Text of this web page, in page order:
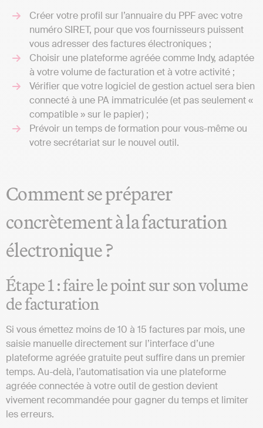
Créer votre profil sur l’annuaire du PPF avec votre
numéro SIRET, pour que vos fournisseurs puissent
vous adresser des factures électroniques ;
Choisir une plateforme agréée comme Indy, adaptée
à votre volume de facturation et à votre activité ;
Vérifier que votre logiciel de gestion actuel sera bien
connecté à une PA immatriculée (et pas seulement «
compatible » sur le papier) ;
Prévoir un temps de formation pour vous-même ou
votre secrétariat sur le nouvel outil.
Comment se préparer
concrètement à la facturation
électronique ?
Étape 1 : faire le point sur son volume
de facturation
Si vous émettez moins de 10 à 15 factures par mois, une
saisie manuelle directement sur l’interface d’une
plateforme agréée gratuite peut suffire dans un premier
temps. Au-delà, l’automatisation via une plateforme
agréée connectée à votre outil de gestion devient
vivement recommandée pour gagner du temps et limiter
les erreurs.